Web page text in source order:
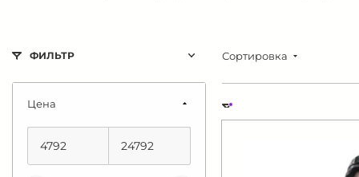
Сортировка
ФИЛЬТР
Цена